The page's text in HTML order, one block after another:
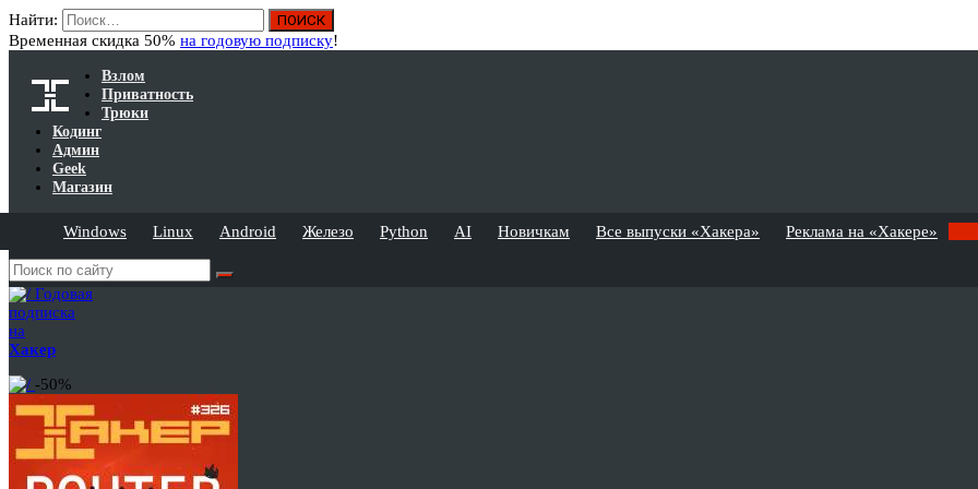
Найти:
Временная скидка 50% на годовую подписку!
Взлом
Приватность
Трюки
Кодинг
Админ
Geek
Магазин
Windows Linux Android Железо Python AI Новичкам Все выпуски «Хакера» Реклама на «Хакере»
Годовая
подписка
на
Хакер
-50%